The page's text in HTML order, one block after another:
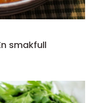
smakfull